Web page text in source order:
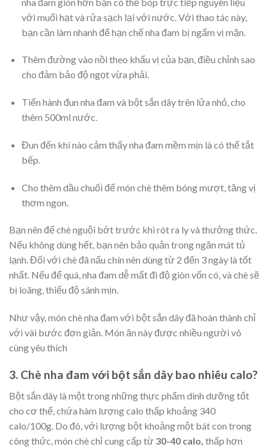
với muối hạt và rửa sạch lại với nước. Với thao tác này,
bạn cần làm nhanh để hạn chế nha đam bị ngấm vị mặn.
Thêm đường vào nồi theo khẩu vị của bạn, điều chỉnh sao
cho đảm bảo độ ngọt vừa phải.
Tiến hành đun nha đam và bột sắn dây trên lửa nhỏ, cho
thêm 500ml nước.
Đun đến khi nào cảm thấy nha đam mềm mịn là có thể tắt
bếp.
Cho thêm dầu chuối để món chè thêm bóng mượt, tăng vị
thơm ngon.
Bạn nên để chè nguội bớt trước khi rót ra ly và thưởng thức.
Nếu không dùng hết, bạn nên bảo quản trong ngăn mát tủ
lạnh. Đối với chè đã nấu chín nên dùng từ 2 đến 3 ngày là tốt
nhất. Nếu để quá, nha đam dễ mất đi độ giòn vốn có, và chè sẽ
bị loãng, thiếu độ sánh mịn.
Như vậy, món chè nha đam với bột sắn dây đã hoàn thành chỉ
với vài bước đơn giản. Món ăn này được nhiều người vô
cùng yêu thích
3. Chè nha đam với bột sắn dây bao nhiêu calo?
Bột sắn dây là một trong những thực phẩm dinh dưỡng tốt
cho cơ thể, chứa hàm lượng calo thấp khoảng 340
calo/100g. Do đó, với lượng bột khoảng một bát con trong
công thức, món chè chỉ cung cấp từ 30-40 calo, thấp hơn